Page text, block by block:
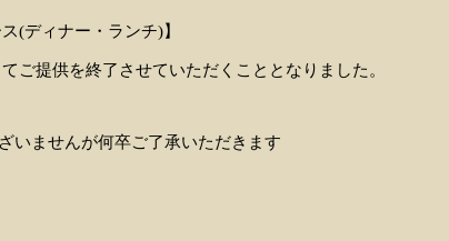
(ディナー・ランチ)】
ご提供を終了させていただくこととなりました。
いませんが何卒ご了承いただきます